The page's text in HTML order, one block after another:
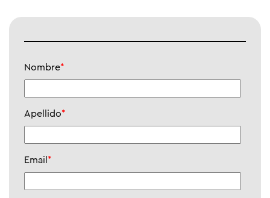
Nombre*
Apellido*
Email*